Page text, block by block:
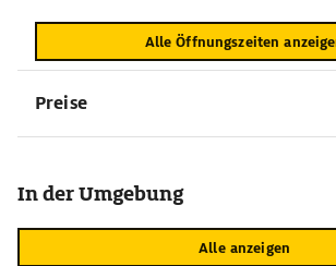
Alle Öffnungszeiten
Preise
In der Umgebung
Alle anzeigen